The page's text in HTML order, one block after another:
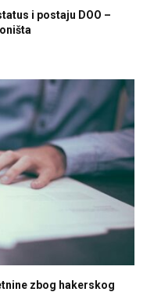
i postaju DOO –
zbog hakerskog